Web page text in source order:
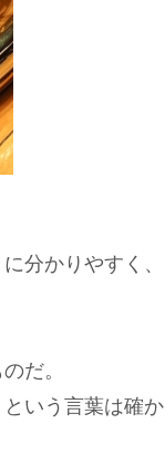
分かりやすく、
だ。
いう言葉は確か